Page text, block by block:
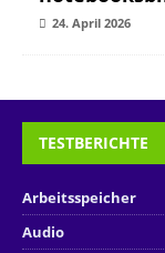
24. April 2026
TESTBERICHTE
Arbeitsspeicher
Audio